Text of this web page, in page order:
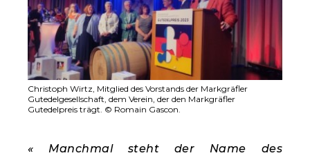
Christoph Wirtz, Mitglied des Vorstands der Markgräfler
Gutedelgesellschaft, dem Verein, der den Markgräfler
Gutedelpreis trägt. © Romain Gascon.
« Manchmal steht der Name des